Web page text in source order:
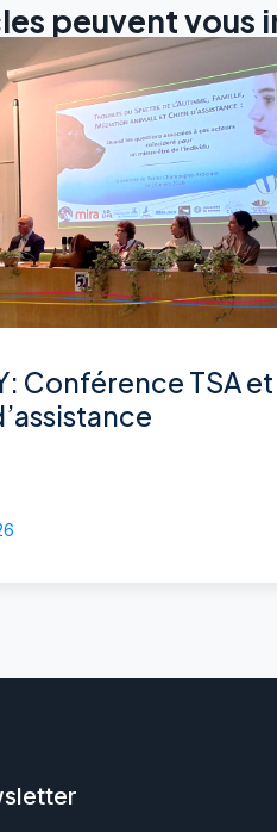
peuvent vous
Conférence TSA et